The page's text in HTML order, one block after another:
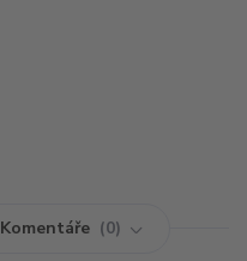
Komentáře 0